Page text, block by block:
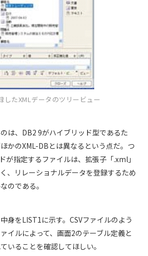
したXMLデータのツリービュー
は、DB2 9がハイブリッド型であるた
かのXML-DBとは異なるという点だ。つ
が指定するファイルは、拡張子「.xml」
、リレーショナルデータを登録するため
のである。
身をLIST1に示す。CSVファイルのよう
イルによって、画面2のテーブル定義と
いることを確認してほしい。